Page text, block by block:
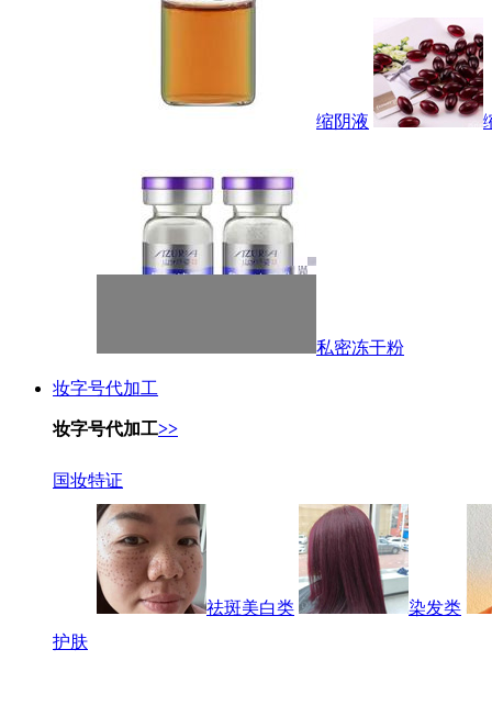
缩阴液
私密冻干粉
妆字号代加工
妆字号代加工>>
国妆特证
祛斑美白类
染发类
护肤